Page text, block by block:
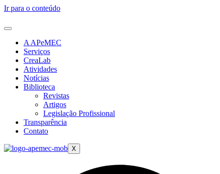
Ir para o conteúdo
A APeMEC
Serviços
CreaLab
Atividades
Notícias
Biblioteca
Revistas
Artigos
Legislação Profissional
Transparência
Contato
X